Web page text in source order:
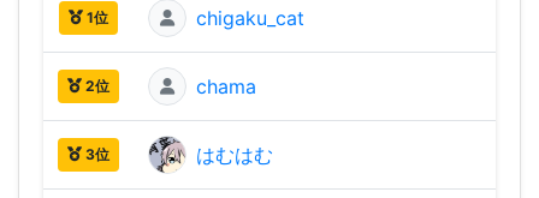
1位 chigaku_cat
2位 chama
3位 はむはむ